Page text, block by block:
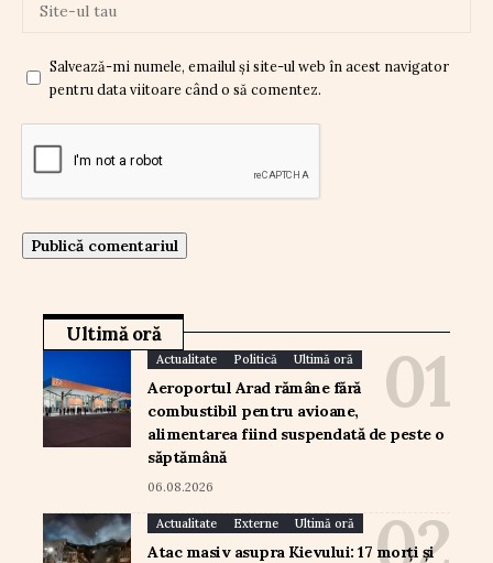
Salvează-mi numele, emailul și site-ul web în acest navigator
pentru data viitoare când o să comentez.
Ultimă oră
Actualitate Politică Ultimă oră
Aeroportul Arad rămâne fără
combustibil pentru avioane,
alimentarea fiind suspendată de peste o
săptămână
06.08.2026
Actualitate Externe Ultimă oră
Atac masiv asupra Kievului: 17 morți și